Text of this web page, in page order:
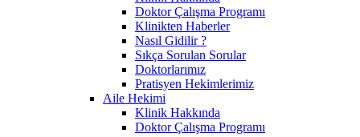
Doktor Çalışma Programı
Klinikten Haberler
Nasıl Gidilir ?
Sıkça Sorulan Sorular
Doktorlarımız
Pratisyen Hekimlerimiz
Aile Hekimi
Klinik Hakkında
Doktor Çalışma Programı